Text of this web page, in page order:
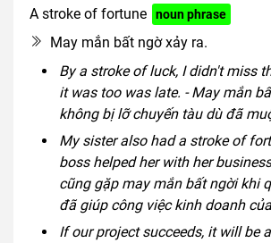
A stroke of fortune noun phrase
May mắn bất ngờ xảy ra.
By a stroke of luck, I didn't miss
it was too was late. - May mắn
không bị lỡ chuyến tàu dù đã
My sister also had a stroke of
boss helped her with her
cũng gặp may mắn bất ngời khi
đã giúp công việc kinh doanh
If our project succeeds, it will be